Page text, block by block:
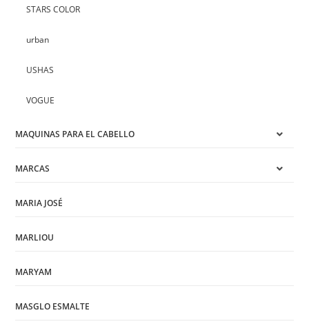
STARS COLOR
urban
USHAS
VOGUE
MAQUINAS PARA EL CABELLO
MARCAS
MARIA JOSÉ
MARLIOU
MARYAM
MASGLO ESMALTE